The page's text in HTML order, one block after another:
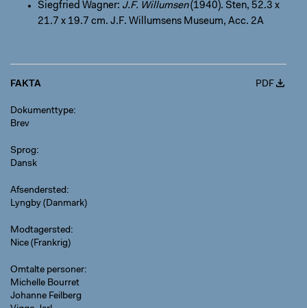
Siegfried Wagner: J.F. Willumsen(1940). Sten, 52.3 x
21.7 x 19.7 cm. J.F. Willumsens Museum, Acc. 2A
FAKTA PDF
Dokumenttype
Brev
Sprog
Dansk
Afsendersted
Lyngby (Danmark)
Modtagersted
Nice (Frankrig)
Omtalte personer
Michelle Bourret
Johanne Feilberg